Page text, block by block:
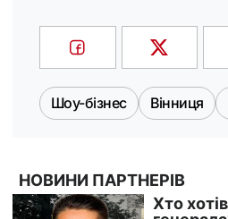
Шоу-бізнес Вінниця